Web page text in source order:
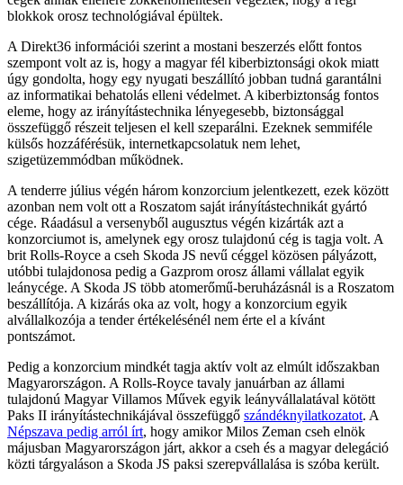
blokkok orosz technológiával épültek.
A Direkt36 információi szerint a mostani beszerzés előtt fontos
szempont volt az is, hogy a magyar fél kiberbiztonsági okok miatt
úgy gondolta, hogy egy nyugati beszállító jobban tudná garantálni
az informatikai behatolás elleni védelmet. A kiberbiztonság fontos
eleme, hogy az irányítástechnika lényegesebb, biztonsággal
összefüggő részeit teljesen el kell szeparálni. Ezeknek semmiféle
külsős hozzáférésük, internetkapcsolatuk nem lehet,
szigetüzemmódban működnek.
A tenderre július végén három konzorcium jelentkezett, ezek között
azonban nem volt ott a Roszatom saját irányítástechnikát gyártó
cége. Ráadásul a versenyből augusztus végén kizárták azt a
konzorciumot is, amelynek egy orosz tulajdonú cég is tagja volt. A
brit Rolls-Royce a cseh Skoda JS nevű céggel közösen pályázott,
utóbbi tulajdonosa pedig a Gazprom orosz állami vállalat egyik
leánycége. A Skoda JS több atomerőmű-beruházásnál is a Roszatom
beszállítója. A kizárás oka az volt, hogy a konzorcium egyik
alvállalkozója a tender értékelésénél nem érte el a kívánt
pontszámot.
Pedig a konzorcium mindkét tagja aktív volt az elmúlt időszakban
Magyarországon. A Rolls-Royce tavaly januárban az állami
tulajdonú Magyar Villamos Művek egyik leányvállalatával kötött
Paks II irányítástechnikájával összefüggő szándéknyilatkozatot. A
Népszava pedig arról írt, hogy amikor Milos Zeman cseh elnök
májusban Magyarországon járt, akkor a cseh és a magyar delegáció
közti tárgyaláson a Skoda JS paksi szerepvállalása is szóba került.